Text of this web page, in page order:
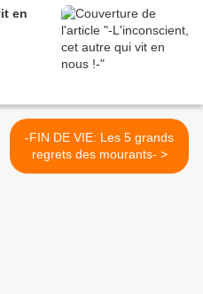
en
-FIN DE VIE: Les 5 grands
regrets des mourants- >